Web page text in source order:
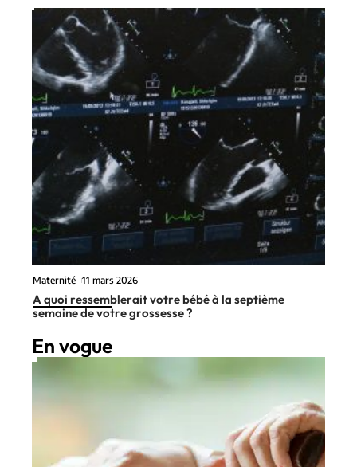
Maternité 11 mars 2026
A quoi ressemblerait votre bébé à la septième
semaine de votre grossesse ?
En vogue